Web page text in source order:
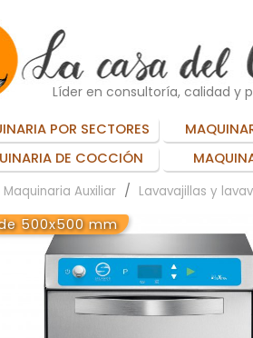
Líder en consultoría, calidad y
POR SECTORES
DE COCCIÓN
Maquinaria Auxiliar Lavavajillas y
500x500 mm